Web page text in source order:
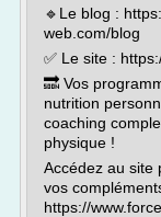
🔹Le blog :
web.com/blog
✅ Le site :
🔜 Vos
nutrition
coaching
physique !
Accédez au site
vos
https://